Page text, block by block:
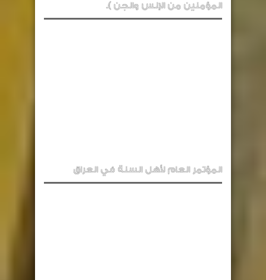
المؤمنين من الإنس والجن ).
المؤتمر العام لأهل السنة في العراق